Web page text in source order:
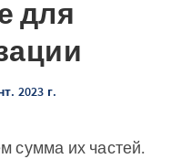
для
2023 г.
сумма их частей.